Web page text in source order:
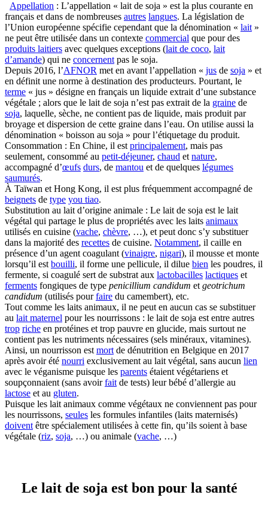
Appellation : L’appellation « lait de soja » est la plus courante en
français et dans de nombreuses autres langues. La législation de
l’Union européenne spécifie cependant que la dénomination « lait »
ne peut être utilisée dans un contexte commercial que pour des
produits laitiers avec quelques exceptions (lait de coco, lait
d’amande) qui ne concernent pas le soja.
Depuis 2016, l’AFNOR met en avant l’appellation « jus de soja » et
en définit une norme à destination des producteurs. Pourtant, le
terme « jus » désigne en français un liquide extrait d’une substance
végétale ; alors que le lait de soja n’est pas extrait de la graine de
soja, laquelle, sèche, ne contient pas de liquide, mais produit par
broyage et dispersion de cette graine dans l’eau. On utilise aussi la
dénomination « boisson au soja » pour l’étiquetage du produit.
Consommation : En Chine, il est principalement, mais pas
seulement, consommé au petit-déjeuner, chaud et nature,
accompagné d’œufs durs, de mantou et de quelques légumes
saumurés.
À Taïwan et Hong Kong, il est plus fréquemment accompagné de
beignets de type you tiao.
Substitution au lait d’origine animale : Le lait de soja est le lait
végétal qui partage le plus de propriétés avec les laits animaux
utilisés en cuisine (vache, chèvre, …), et peut donc s’y substituer
dans la majorité des recettes de cuisine. Notamment, il caille en
présence d’un agent coagulant (vinaigre, nigari), il mousse et monte
lorsqu’il est bouilli, il forme une pellicule, il dilue bien les poudres, il
fermente, si coagulé sert de substrat aux lactobacilles lactiques et
ferments fongiques de type penicillium candidum et geotrichum
candidum (utilisés pourfaire du camembert), etc.
Tout comme les laits animaux, il ne peut en aucun cas se substituer
au lait maternel pour les nourrissons : le lait de soja est entre autres
trop riche en protéines et trop pauvre en glucide, mais surtout ne
contient pas les nutriments nécessaires (sels minéraux, vitamines).
Ainsi, un nourrisson est mort de dénutrition en Belgique en 2017
après avoir été nourri exclusivement au lait végétal, sans aucun lien
avec le véganisme puisque les parents étaient végétariens et
soupçonnaient (sans avoirfait de tests) leur bébé d’allergie au
lactose et au gluten.
Puisque les lait animaux comme végétaux ne conviennent pas pour
les nourrissons, seules les formules infantiles (laits maternisés)
doivent être spécialement utilisées à cette fin, qu’ils soient à base
végétale (riz, soja, …) ou animale (vache, …)
Le lait de soja est bon pour la santé